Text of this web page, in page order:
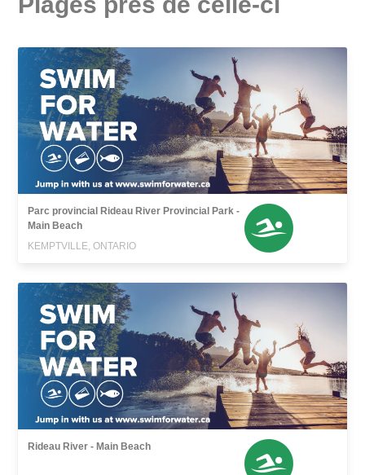
Parc provincial Rideau River Provincial Park -
Main Beach
KEMPTVILLE, ONTARIO
Rideau River - Main Beach